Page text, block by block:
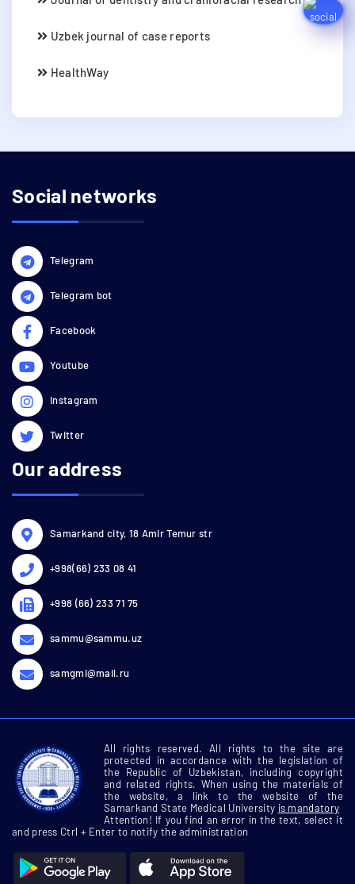
Uzbek journal of case reports
HealthWay
Social networks
Telegram
Telegram bot
Facebook
Youtube
Instagram
Twitter
Our address
Samarkand city, 18 Amir Temur str
+998(66) 233 08 41
+998 (66) 233 71 75
sammu@sammu.uz
samgmi@mail.ru
All rights reserved. All rights to the site are
protected in accordance with the legislation of
the Republic of Uzbekistan, including copyright
and related rights. When using the materials of
the website, a link to the website of the
Samarkand State Medical University is mandatory
Attention! If you find an error in the text, select it
and press Ctrl + Enter to notify the administration